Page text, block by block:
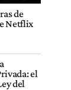
de
Netflix
el
del